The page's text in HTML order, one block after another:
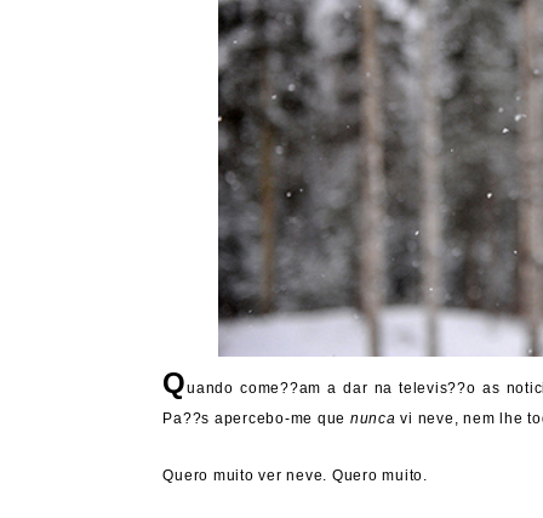
Quando come??am a dar na televis??o as
Pa??s apercebo-me que nunca vi neve, nem lhe
Quero muito ver neve. Quero muito.